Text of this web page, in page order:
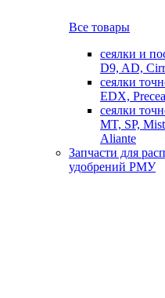
Все товары
сеялки и
D9, AD,
сеялки
EDX, Precea
сеялки
MT, SP,
Aliante
Запчасти для
удобрений РМУ